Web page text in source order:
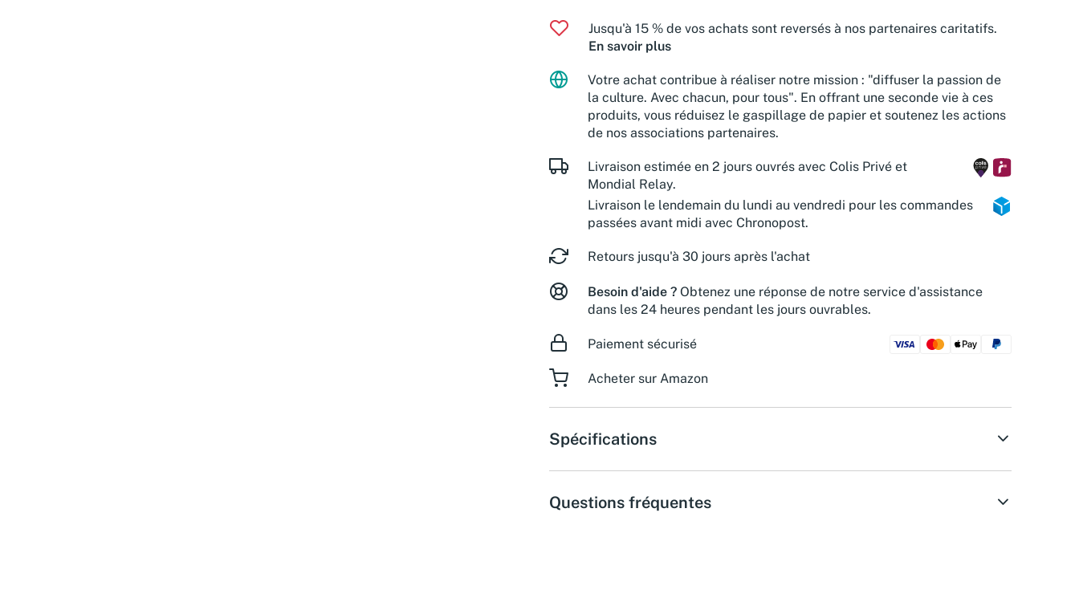
Jusqu'à 15 % de vos achats sont reversés à nos partenaires caritatifs.
En savoir plus
Votre achat contribue à réaliser notre mission : "diffuser la passion de
la culture. Avec chacun, pour tous". En offrant une seconde vie à ces
produits, vous réduisez le gaspillage de papier et soutenez les actions
de nos associations partenaires.
Livraison estimée en 2 jours ouvrés avec Colis Privé et
Mondial Relay.
Livraison le lendemain du lundi au vendredi pour les commandes
passées avant midi avec Chronopost.
Retours jusqu'à 30 jours après l'achat
Besoin d'aide ? Obtenez une réponse de notre service d'assistance
dans les 24 heures pendant les jours ouvrables.
Paiement sécurisé
Acheter sur Amazon
Spécifications
Questions fréquentes